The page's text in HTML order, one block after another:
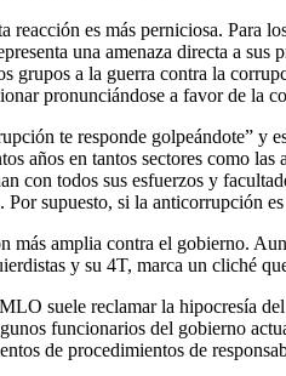
reacción es más perniciosa.
una amenaza directa a
grupos a la guerra contra la
pronunciándose a favor de la
te responde golpeándote” y
años en tantos sectores como
con todos sus esfuerzos y
supuesto, si la anticorrupción
amplia contra el gobierno.
y su 4T, marca un cliché
suele reclamar la hipocresía
funcionarios del gobierno
de procedimientos de